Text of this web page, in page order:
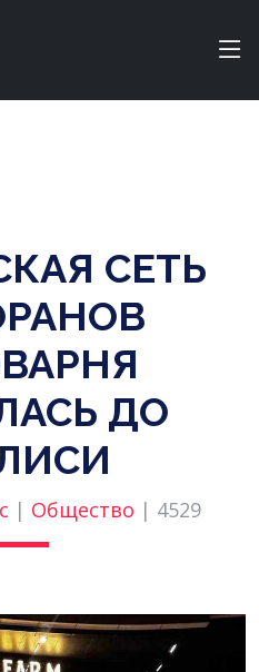
СЕТЬ
ДО
| Общество | 4529